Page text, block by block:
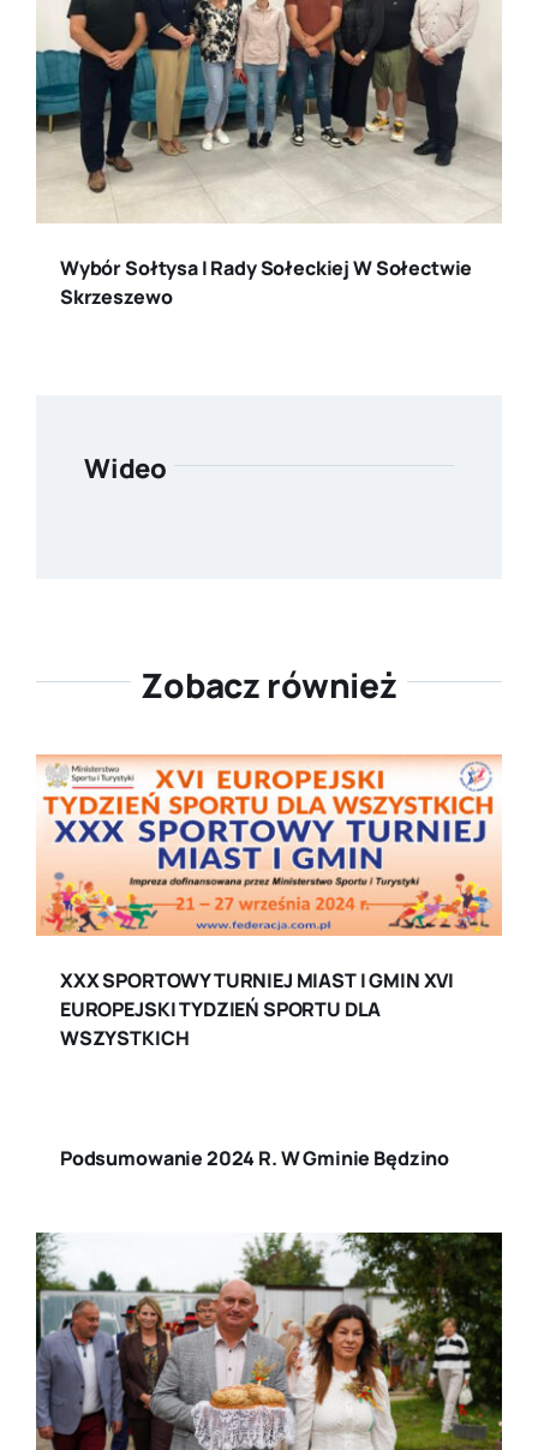
Wybór Sołtysa I Rady Sołeckiej W Sołectwie
Skrzeszewo
Wideo
Zobacz również
XXX SPORTOWY TURNIEJ MIAST I GMIN XVI
EUROPEJSKI TYDZIEŃ SPORTU DLA
WSZYSTKICH
Podsumowanie 2024 R. W Gminie Będzino